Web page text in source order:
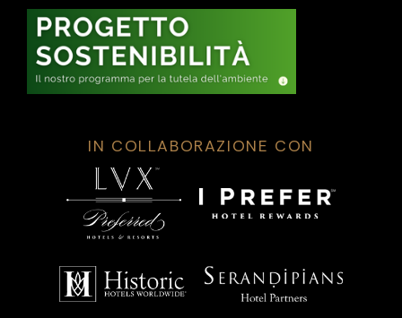
IN COLLABORAZIONE CON